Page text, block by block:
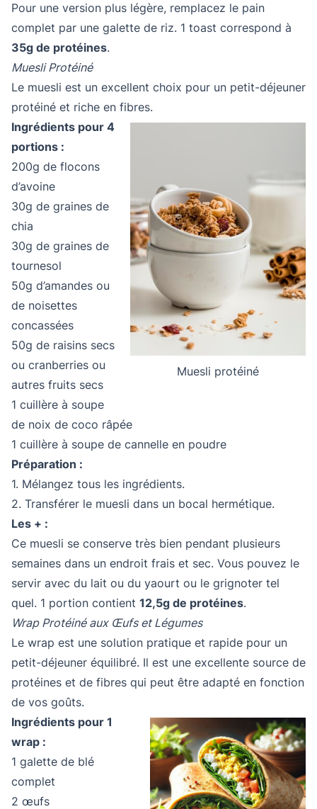
Pour une version plus légère, remplacez le pain
complet par une galette de riz. 1 toast correspond à
35g de protéines.
Muesli Protéiné
Le muesli est un excellent choix pour un petit-déjeuner
protéiné et riche en fibres.
Muesli protéiné
Ingrédients pour 4
portions :
200g de flocons
d’avoine
30g de graines de
chia
30g de graines de
tournesol
50g d’amandes ou
de noisettes
concassées
50g de raisins secs
ou cranberries ou
autres fruits secs
1 cuillère à soupe
de noix de coco râpée
1 cuillère à soupe de cannelle en poudre
Préparation :
1. Mélangez tous les ingrédients.
2. Transférer le muesli dans un bocal hermétique.
Les + :
Ce muesli se conserve très bien pendant plusieurs
semaines dans un endroit frais et sec. Vous pouvez le
servir avec du lait ou du yaourt ou le grignoter tel
quel. 1 portion contient 12,5g de protéines.
Wrap Protéiné aux Œufs et Légumes
Le wrap est une solution pratique et rapide pour un
petit-déjeuner équilibré. Il est une excellente source de
protéines et de fibres qui peut être adapté en fonction
de vos goûts.
Ingrédients pour 1
wrap :
1 galette de blé
complet
2 œufs